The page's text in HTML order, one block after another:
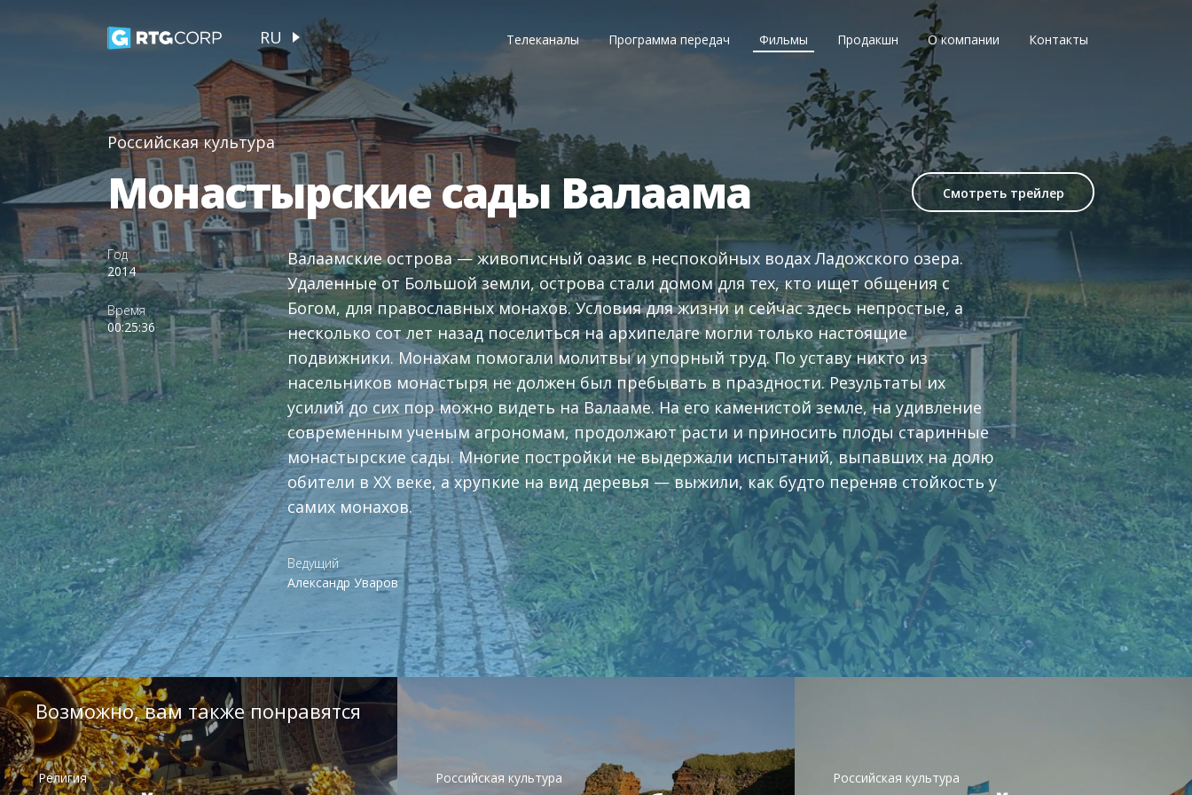
RU Телеканалы Программа передач Фильмы Продакшн О компании Контакты
Российская культура
Монастырские сады Валаама Смотреть трейлер
Год
2014
Время
00:25:36
Валаамские острова — живописный оазис в неспокойных водах Ладожского озера.
Удаленные от Большой земли, острова стали домом для тех, кто ищет общения с
Богом, для православных монахов. Условия для жизни и сейчас здесь непростые, а
несколько сот лет назад поселиться на архипелаге могли только настоящие
подвижники. Монахам помогали молитвы и упорный труд. По уставу никто из
насельников монастыря не должен был пребывать в праздности. Результаты их
усилий до сих пор можно видеть на Валааме. На его каменистой земле, на удивление
современным ученым агрономам, продолжают расти и приносить плоды старинные
монастырские сады. Многие постройки не выдержали испытаний, выпавших на долю
обители в XX веке, а хрупкие на вид деревья — выжили, как будто переняв стойкость у
самих монахов.
Ведущий
Александр Уваров
Возможно, вам также понравятся
Религия Российская культура Российская культура